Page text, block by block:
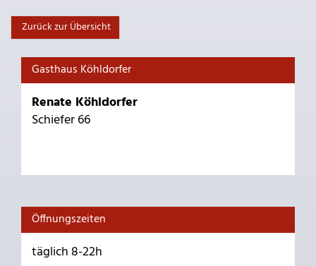
Zurück zur Übersicht
Gasthaus Köhldorfer
Renate Köhldorfer
Schiefer 66
Öffnungszeiten
täglich 8-22h